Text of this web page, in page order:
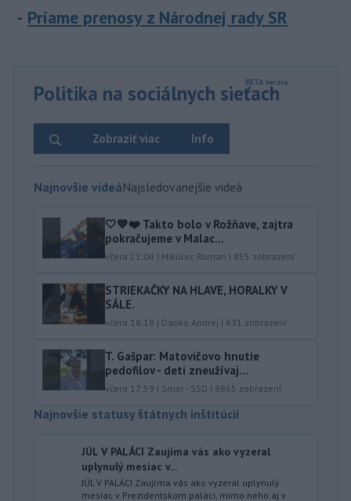
Priame prenosy z Národnej rady SR
Politika na sociálnych sieťach
Info
Zobraziť viac
Najnovšie videáNajsledovanejšie videá
🤍💙❤️ Takto bolo v Rožňave, zajtra
pokračujeme v Malac...
včera 21:04 | Mikulec Roman | 855 zobrazení
STRIEKAČKY NA HLAVE, HORALKY V
SÁLE.
včera 18:18 | Danko Andrej | 831 zobrazení
T. Gašpar: Matovičovo hnutie
pedofilov - deti zneužívaj...
včera 17:59 | Smer - SSD | 8865 zobrazení
Najnovšie statusy štátnych inštitúcií
JÚL V PALÁCI Zaujíma vás ako vyzeral
uplynulý mesiac v...
JÚL V PALÁCI Zaujíma vás ako vyzeral uplynulý
mesiac v Prezidentskom paláci, mimo neho aj v